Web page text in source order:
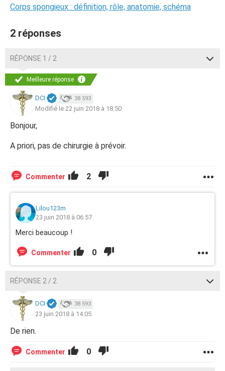
Corps spongieux : définition, rôle, anatomie, schéma
2 réponses
RÉPONSE 1 / 2
Meilleure réponse
DCI 38 593
Modifié le 22 juin 2018 à 18:50
Bonjour,
A priori, pas de chirurgie à prévoir.
Commenter 2
Lilou123m
23 juin 2018 à 06:57
Merci beaucoup !
Commenter 0
RÉPONSE 2 / 2
DCI 38 593
23 juin 2018 à 14:05
De rien.
Commenter 0